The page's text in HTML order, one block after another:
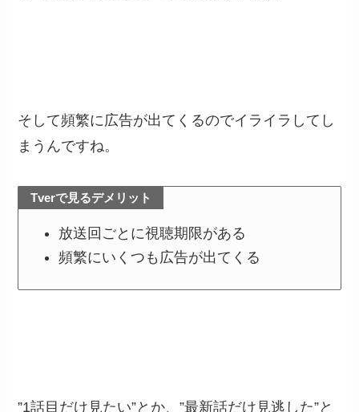
そして頻繁に広告が出てくるのでイライラしてし
まうんですね。
Tverで見るデメリット
放送回ごとに視聴期限がある
頻繁にいくつも広告が出てくる
”1話目だけ見たい”とか、”最新話だけ見逃した”と